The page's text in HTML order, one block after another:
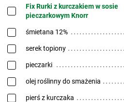
Fix Rurki z kurczakiem w sosie
pieczarkowym Knorr
śmietana 12%
serek topiony
pieczarki
olej roślinny do smażenia
pierś z kurczaka